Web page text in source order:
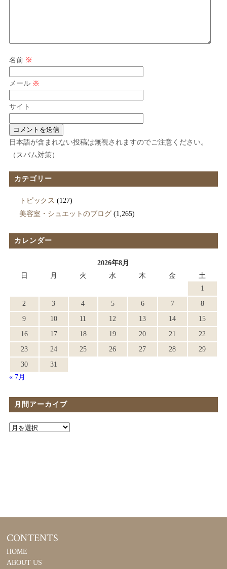
名前 ※
メール ※
サイト
日本語が含まれない投稿は無視されますのでご注意ください。
（スパム対策）
カテゴリー
トピックス (127)
美容室・シュエットのブログ(1,265)
カレンダー
2026年8月
日
月 火 水 木 金
土
1
2
3 4 5 6 7
8
9
10 11 12 13 14
15
16
17 18 19 20 21
22
23
24 25 26 27 28
29
30
31
« 7月
月間アーカイブ
CONTENTS
HOME
ABOUT US